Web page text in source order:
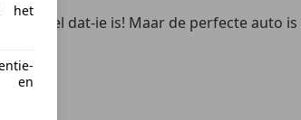
het
en
En snel dat-ie is! Maar de perfecte auto